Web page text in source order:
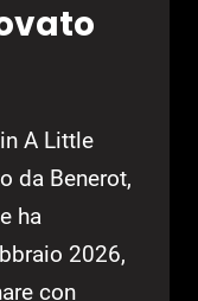
A Little
da Benerot,
ha
2026,
con